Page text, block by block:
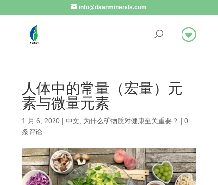
info@daanminerals.com
人体中的常量（宏量）元
素与微量元素
1 月 6, 2020| 中文 为什么矿物质对健康至关重要？ | 0
条评论